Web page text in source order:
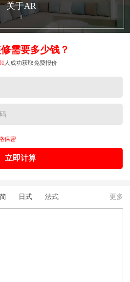
关于AR
+
需要多少钱？
人成功获取免费报价
保密
立即计算
日式 法式 更多